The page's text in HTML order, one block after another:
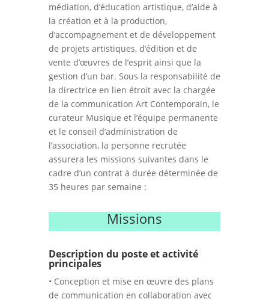
médiation, d’éducation artistique, d’aide à
la création et à la production,
d’accompagnement et de développement
de projets artistiques, d’édition et de
vente d’œuvres de l’esprit ainsi que la
gestion d’un bar. Sous la responsabilité de
la directrice en lien étroit avec la chargée
de la communication Art Contemporain, le
curateur Musique et l’équipe permanente
et le conseil d’administration de
l’association, la personne recrutée
assurera les missions suivantes dans le
cadre d’un contrat à durée déterminée de
35 heures par semaine :
Missions
Description du poste et activité
principales
• Conception et mise en œuvre des plans
de communication en collaboration avec